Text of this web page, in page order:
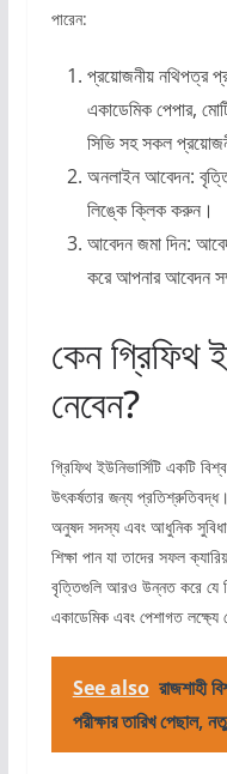
পারেন:
প্রয়োজনীয় নথিপত্র
একাডেমিক পেপার,
সিভি সহ সকল
অনলাইন আবেদন:
লিঙ্কে ক্লিক করুন।
আবেদন জমা দিন:
করে আপনার আবেদন
কেন গ্রিফিথ
নেবেন?
গ্রিফিথ ইউনিভার্সিটি একটি
উৎকর্ষতার জন্য
অনুষদ সদস্য এবং আধুনিক
শিক্ষা পান যা তাদের সফল
বৃত্তিগুলি আরও উন্নত করে যে
একাডেমিক এবং পেশাগত
See also রাজশাহী
পরীক্ষার তারিখ পেছাল,